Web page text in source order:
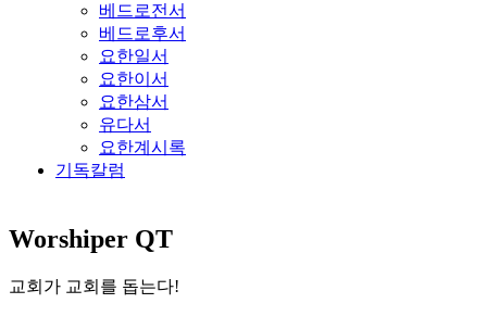
베드로전서
베드로후서
요한일서
요한이서
요한삼서
유다서
요한계시록
기독칼럼
Worshiper QT
교회가 교회를 돕는다!